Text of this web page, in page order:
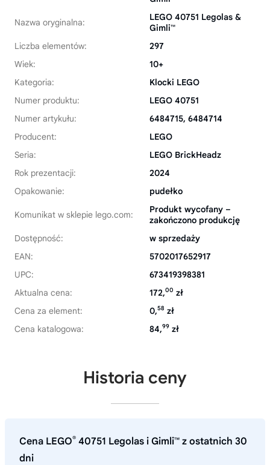
Nazwa oryginalna:
LEGO 40751 Legolas &
Gimli™
Liczba elementów:
297
Wiek:
10+
Kategoria:
Klocki LEGO
Numer produktu:
LEGO 40751
Numer artykułu:
6484715, 6484714
Producent:
LEGO
Seria:
LEGO BrickHeadz
Rok prezentacji:
2024
Opakowanie:
pudełko
Komunikat w sklepie lego.com:
Produkt wycofany –
zakończono produkcję
Dostępność:
w sprzedaży
EAN:
5702017652917
UPC:
673419398381
Aktualna cena:
172,00 zł
Cena za element:
0,58 zł
Cena katalogowa:
84,99 zł
Historia ceny
Cena LEGO® 40751 Legolas i Gimli™ z ostatnich 30
dni